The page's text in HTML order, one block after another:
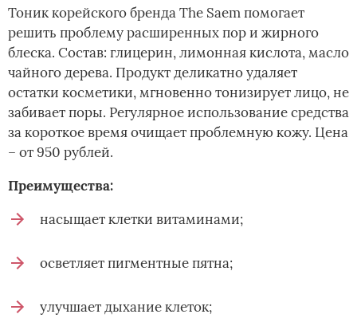
Тоник корейского бренда The Saem помогает
решить проблему расширенных пор и жирного
блеска. Состав: глицерин, лимонная кислота, масло
чайного дерева. Продукт деликатно удаляет
остатки косметики, мгновенно тонизирует лицо, не
забивает поры. Регулярное использование средства
за короткое время очищает проблемную кожу. Цена
– от 950 рублей.
Преимущества:
насыщает клетки витаминами;
осветляет пигментные пятна;
улучшает дыхание клеток;